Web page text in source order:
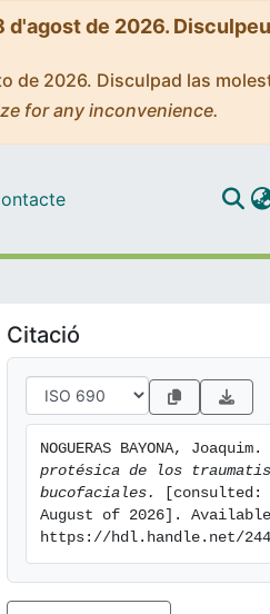
de 2026.
de 2026. Disculpad las
for any inconvenience.
Citació
NOGUERAS BAYONA, Joaquim.
protésica de los
bucofaciales.
[consulted:
August of 2026].
https://hdl.handle.net/